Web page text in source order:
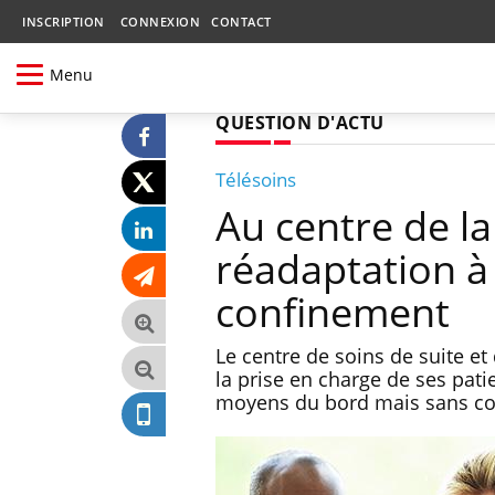
INSCRIPTION CONNEXION CONTACT
Menu
QUESTION D'ACTU
Télésoins
Au centre de
réadaptation
confinement
Le centre de soins de suite
la prise en charge de ses
moyens du bord mais sans